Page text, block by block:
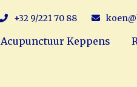
+32 9/221 70 88
Acupunctuur Keppens